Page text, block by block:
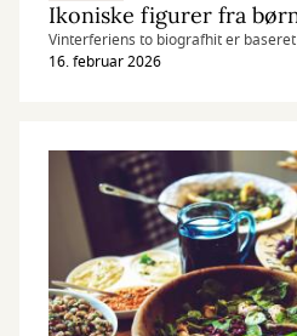
Vinterferiens to biografhit er
16. februar 2026